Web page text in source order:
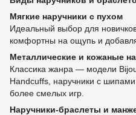
Мягкие наручники с пухом
Идеальный выбор для
комфортны на ощупь и
Металлические и кожаные
Классика жанра — модели
Handcuffs, наручники с
более смелых игр.
Наручники-браслеты и